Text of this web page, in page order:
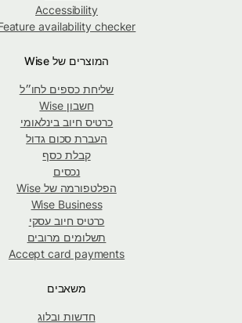
Accessibility
Feature availability checker
המוצרים של Wise
שליחת כספים לחו״ל
חשבון Wise
כרטיס חיוב בינלאומי
העברת סכום גדול
קבלת כסף
נכסים
הפלטפורמה של Wise
Wise Business
כרטיס חיוב עסקי
תשלומים מרובים
Accept card payments
משאבים
חדשות ובלוג